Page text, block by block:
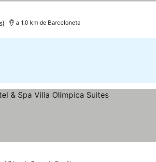
a 1.0 km de Barceloneta